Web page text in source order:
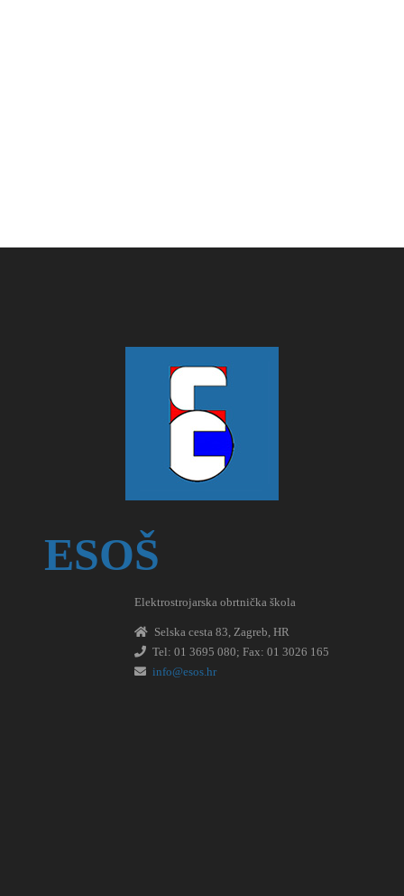
ESOŠ
Elektrostrojarska obrtnička škola
Selska cesta 83, Zagreb, HR
Tel: 01 3695 080; Fax: 01 3026 165
info@esos.hr